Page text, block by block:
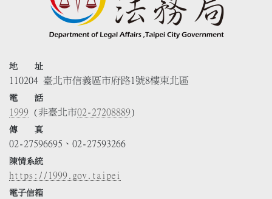
地 址
110204 臺北市信義區市府路1號8樓東北區
電 話
1999 (非臺北市02-27208889)
傳 真
02-27596695、02-27593266
陳情系統
https://1999.gov.taipei
電子信箱